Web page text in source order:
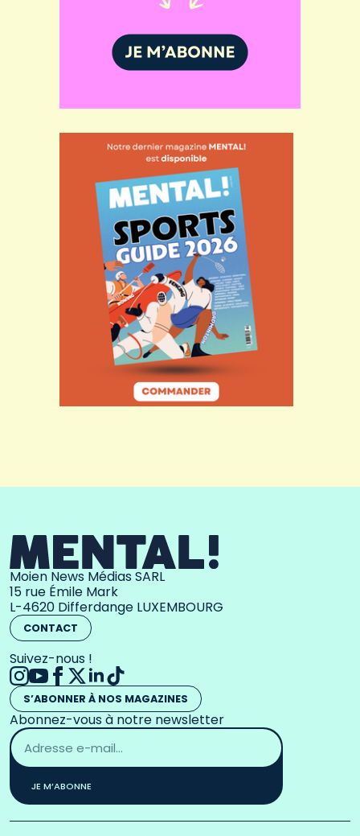
Moien News Médias SARL
15 rue Émile Mark
L-4620 Differdange LUXEMBOURG
CONTACT
Suivez-nous !
S’ABONNER À NOS MAGAZINES
Abonnez-vous à notre newsletter
Adresse
email
*
JE M’ABONNE